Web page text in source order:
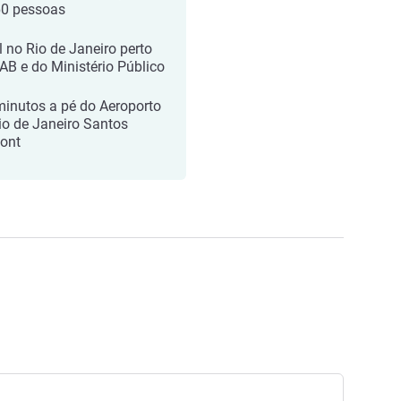
pessoas
no Rio de Janeiro perto
e do Ministério Público
a pé do Aeroporto
de Janeiro Santos